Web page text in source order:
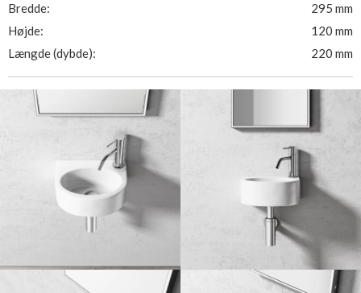
Bredde:
295 mm
Højde:
120 mm
Længde (dybde):
220 mm